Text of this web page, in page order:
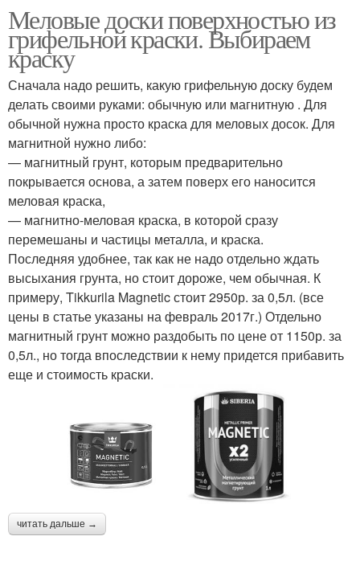
Меловые доски поверхностью из
грифельной краски. Выбираем
краску
Сначала надо решить, какую грифельную доску будем
делать своими руками: обычную или магнитную . Для
обычной нужна просто краска для меловых досок. Для
магнитной нужно либо:
— магнитный грунт, которым предварительно
покрывается основа, а затем поверх его наносится
меловая краска,
— магнитно-меловая краска, в которой сразу
перемешаны и частицы металла, и краска.
Последняя удобнее, так как не надо отдельно ждать
высыхания грунта, но стоит дороже, чем обычная. К
примеру, Tikkurila Magnetic стоит 2950р. за 0,5л. (все
цены в статье указаны на февраль 2017г.) Отдельно
магнитный грунт можно раздобыть по цене от 1150р. за
0,5л., но тогда впоследствии к нему придется прибавить
еще и стоимость краски.
читать дальше →